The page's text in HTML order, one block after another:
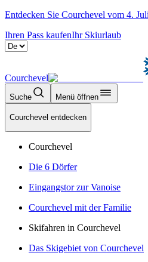
Entdecken Sie Courchevel vom 4.
Ihren Pass kaufenIhr Skiurlaub
Courchevel
Suche Menü öffnen
Courchevel entdecken
Courchevel
Die 6 Dörfer
Eingangstor zur Vanoise
Courchevel mit der Familie
Skifahren in Courchevel
Das Skigebiet von Courchevel